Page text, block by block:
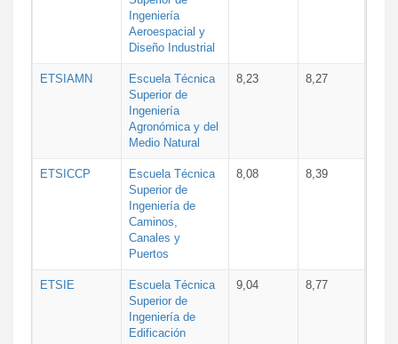
Ingeniería
Aeroespacial y
Diseño Industrial
ETSIAMN
Escuela Técnica
Superior de
Ingeniería
Agronómica y del
Medio Natural
8,23 8,27
ETSICCP
Escuela Técnica
Superior de
Ingeniería de
Caminos,
Canales y
Puertos
8,08 8,39
ETSIE
Escuela Técnica
Superior de
Ingeniería de
Edificación
9,04 8,77